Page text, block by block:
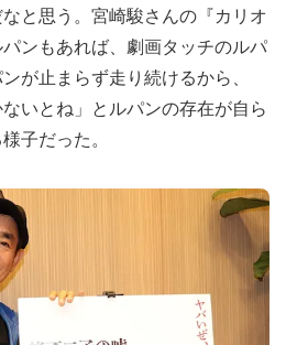
と思う。宮崎駿さんの『カリオ
ンもあれば、劇画タッチのルパ
が止まらず走り続けるから、
いとね」とルパンの存在が自ら
子だった。